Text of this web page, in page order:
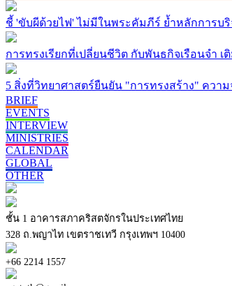
ชี้ 'ขับผีด้วยไฟ' ไม่มีในพระคัมภีร์ ย้ำหลักการ
การทรงเรียกที่เปลี่ยนชีวิต กับพันธกิจเรือนจำ เ
5 สิ่งที่วิทยาศาสตร์ยืนยัน "การทรงสร้าง" คว
BRIEF
EVENTS
INTERVIEW
MINISTRIES
CALENDAR
GLOBAL
OTHER
ชั้น 1 อาคารสภาคริสตจักรในประเทศไทย
328 ถ.พญาไท เขตราชเทวี กรุงเทพฯ 10400
+66 2214 1557